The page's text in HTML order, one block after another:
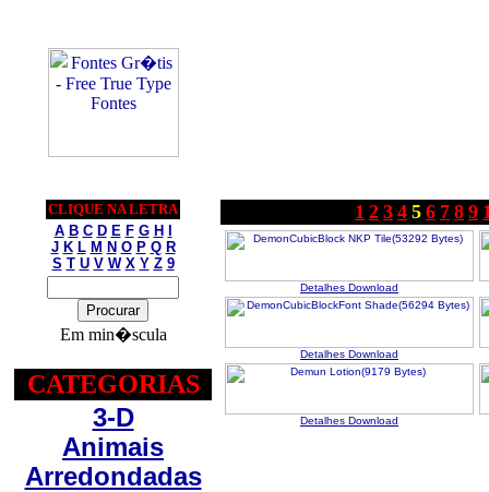
CLIQUE NA LETRA
A B C D E F G H
J K L M N O P Q R
S T U V W X Y Z 9
Em min�scula
CATEGORIAS
3-D
Animais
Arredondadas
1 2 3 4 5 6 7 8 9
Detalhes Download
Detalhes Download
Detalhes Download